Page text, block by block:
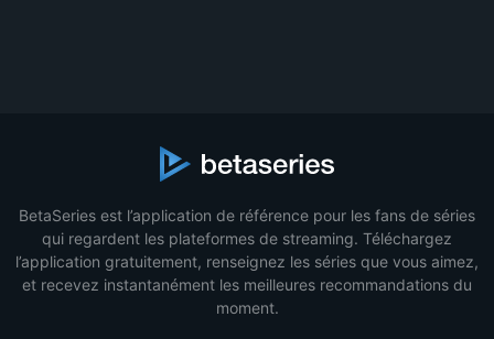
BetaSeries est l’application de référence pour les fans de séries
qui regardent les plateformes de streaming. Téléchargez
l’application gratuitement, renseignez les séries que vous aimez,
et recevez instantanément les meilleures recommandations du
moment.